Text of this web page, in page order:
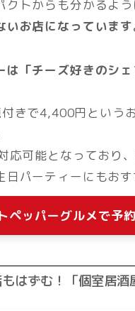
トからも分かるよう
お店になっています
は「チーズ好きのシ
きで4,400円という
応可能となっており
パーティーにもおす
ペッパーグルメで予
はずむ！「個室居酒